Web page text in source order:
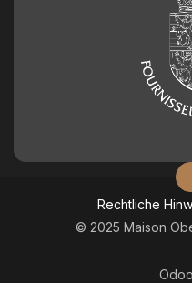
​Rechtliche
© 2025 Maison
Odoo